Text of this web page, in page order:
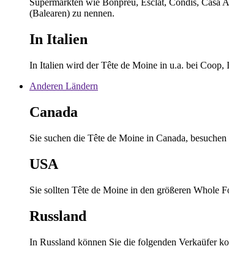
Supermärkten wie Bonpreu, Esclat, Condis, Casa
(Balearen) zu nennen.
In Italien
In Italien wird der Tête de Moine in u.a. bei Coop,
Anderen Ländern
Canada
Sie suchen die Tête de Moine in Canada,
USA
Sie sollten Tête de Moine in den größeren Whole
Russland
In Russland können Sie die folgenden Verkaüfer